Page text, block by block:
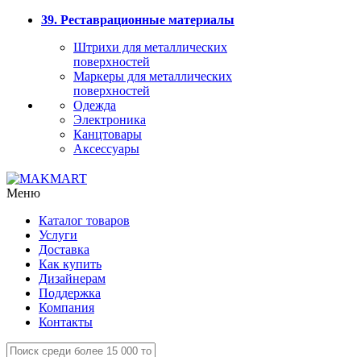
39. Реставрационные материалы
Штрихи для металлических
поверхностей
Маркеры для металлических
поверхностей
Одежда
Электроника
Канцтовары
Аксессуары
Меню
Каталог товаров
Услуги
Доставка
Как купить
Дизайнерам
Поддержка
Компания
Контакты